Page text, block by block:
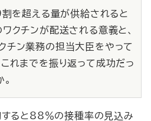
割を超える量が供給されると
クチンが配送される意義と、
チン業務の担当大臣をやって
れまでを振り返って成功だっ
すると88％の接種率の見込み